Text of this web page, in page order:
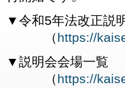
▼令和5年法改正説
（https://
▼説明会会場一覧
（https://